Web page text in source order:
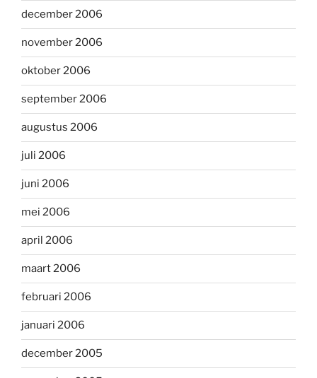
december 2006
november 2006
oktober 2006
september 2006
augustus 2006
juli 2006
juni 2006
mei 2006
april 2006
maart 2006
februari 2006
januari 2006
december 2005